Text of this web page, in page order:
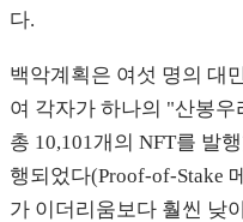
다.
백악계획은 여섯 명의 대
여 각자가 하나의 "산봉
총 10,101개의 NFT를 발
행되었다(Proof-of-Stake
가 이더리움보다 훨씬 낮